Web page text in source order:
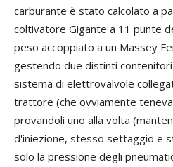
carburante è stato calcolato a
coltivatore Gigante a 11 punte
peso accoppiato a un Massey
gestendo due distinti
sistema di elettrovalvole
trattore (che ovviamente
provandoli uno alla volta
d'iniezione, stesso settaggio e
solo la pressione degli